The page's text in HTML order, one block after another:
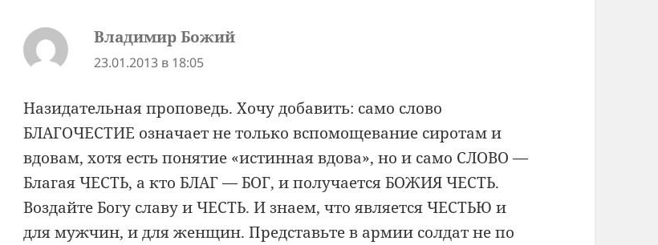
Владимир Божий
23.01.2013 в 18:05
Назидательная проповедь. Хочу добавить: само слово
БЛАГОЧЕСТИЕ означает не только вспомощевание сиротам и
вдовам, хотя есть понятие «истинная вдова», но и само СЛОВО —
Благая ЧЕСТЬ, а кто БЛАГ — БОГ, и получается БОЖИЯ ЧЕСТЬ.
Воздайте Богу славу и ЧЕСТЬ. И знаем, что является ЧЕСТЬЮ и
для мужчин, и для женщин. Представьте в армии солдат не по